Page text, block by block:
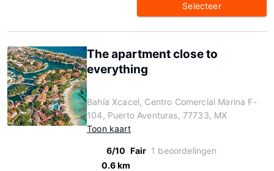
Selecteer
The apartment close to
everything
Bahía Xcacel, Centro Comercial Marina F-
104, Puerto Aventuras, 77733, MX
Toon kaart
6/10 Fair 1 beoordelingen
0.6 km